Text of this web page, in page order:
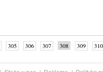
305 306 307 308 309
310